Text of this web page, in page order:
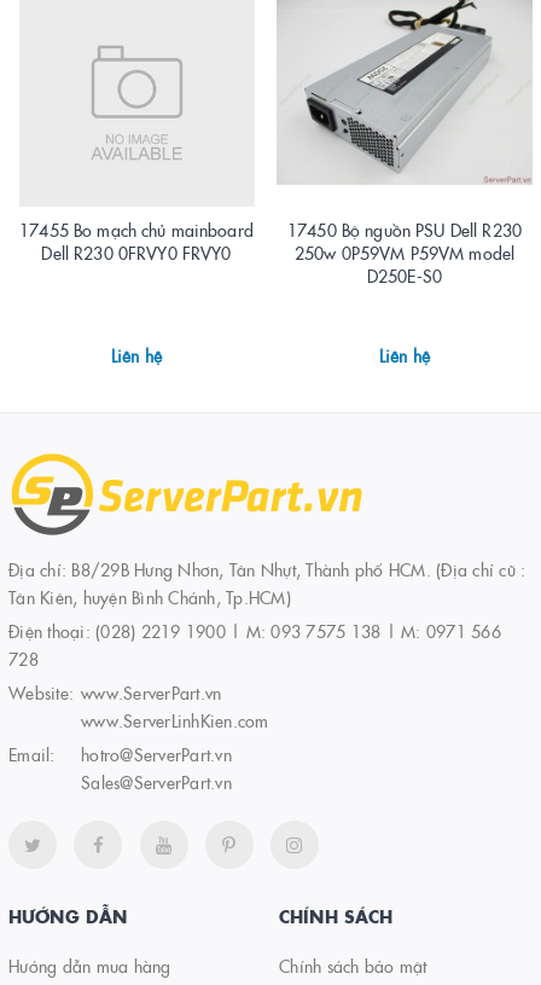
17455 Bo mạch chủ mainboard
Dell R230 0FRVY0 FRVY0
Liên hệ
17450 Bộ nguồn PSU Dell R230
250w 0P59VM P59VM model
D250E-S0
Liên hệ
Địa chỉ: B8/29B Hưng Nhơn, Tân Nhựt, Thành phố HCM. (Địa chỉ cũ :
Tân Kiên, huyện Bình Chánh, Tp.HCM)
Điện thoại: (028) 2219 1900 | M: 093 7575 138 | M: 0971 566
728
Website: www.ServerPart.vn
www.ServerLinhKien.com
Email:
hotro@ServerPart.vn
Sales@ServerPart.vn
HƯỚNG DẪN
Hướng dẫn mua hàng
CHÍNH SÁCH
Chính sách bảo mật